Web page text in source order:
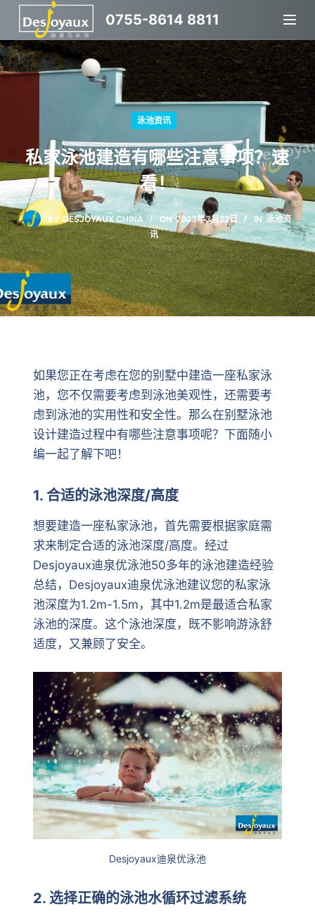
跳
过
内
容
0755-8614 8811
泳池资讯
私家泳池建造有哪些注意事项？速
看！
BY DESJOYAUX CHINA ON 2023年3月22日 IN 泳池资
讯
如果您正在考虑在您的别墅中建造一座私家泳
池，您不仅需要考虑到泳池美观性，还需要考
虑到泳池的实用性和安全性。那么在别墅泳池
设计建造过程中有哪些注意事项呢？下面随小
编一起了解下吧！
1. 合适的泳池深度/高度
想要建造一座私家泳池，首先需要根据家庭需
求来制定合适的泳池深度/高度。经过
Desjoyaux迪泉优泳池50多年的泳池建造经验
总结，Desjoyaux迪泉优泳池建议您的私家泳
池深度为1.2m-1.5m，其中1.2m是最适合私家
泳池的深度。这个泳池深度，既不影响游泳舒
适度，又兼顾了安全。
Desjoyaux迪泉优泳池
2. 选择正确的泳池水循环过滤系统